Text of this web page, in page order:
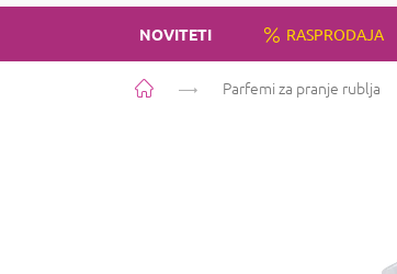
NOVITETI RASPRODAJA
Početna Parfemi za pranje rublja